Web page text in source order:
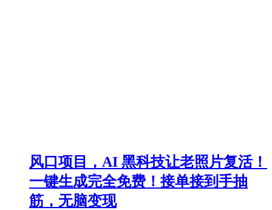
风口项目，AI 黑科技让老照片复活！
一键生成完全免费！接单接到手抽
筋，无脑变现